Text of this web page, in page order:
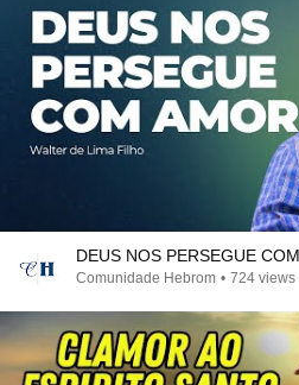
DEUS NOS PERSEGUE
Comunidade Hebrom • 724 views